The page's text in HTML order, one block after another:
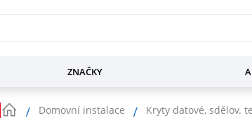
ZNAČKY
Domovní instalace Kryty datové, sdělov.